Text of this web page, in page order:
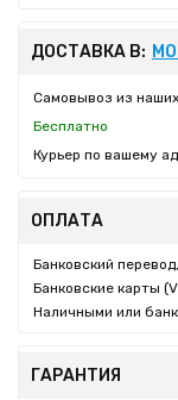
ДОСТАВКА В:
Самовывоз из наших
Бесплатно
Курьер по вашему
ОПЛАТА
Банковский перевод,
Банковские карты
Наличными или
ГАРАНТИЯ